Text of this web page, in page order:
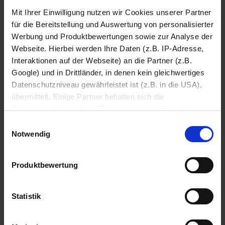
Mit Ihrer Einwilligung nutzen wir Cookies unserer Partner
für die Bereitstellung und Auswertung von personalisierter
Werbung und Produktbewertungen sowie zur Analyse der
Webseite. Hierbei werden Ihre Daten (z.B. IP-Adresse,
Interaktionen auf der Webseite) an die Partner (z.B.
Google) und in Drittländer, in denen kein gleichwertiges
Datenschutzniveau gewährleistet ist (z.B. in die USA),
übermittelt. Einige Partner behalten sich die
Weiterverarbeitung Ihrer Daten zu eigenen Zwecken vor
Dritten). Weitere Infos erhalten Sie in der
widerrufen
Datenschutzerklärung
Notwendig
Produktbewertung
Statistik
v
n
5
S
t
e
n
e
n
1
w
t
217.-
inkl. MwSt.Kostenloser Versand
v
n
5
S
t
e
n
e
n
UVP999.00 € -53%
467.-
inkl. MwSt., zzgl.79.90 €